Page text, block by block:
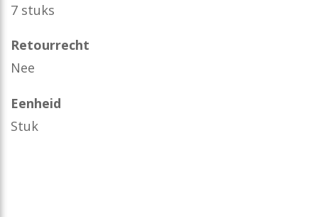
7 stuks
Retourrecht
Nee
Eenheid
Stuk